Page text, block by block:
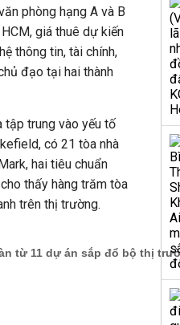
phòng hạng A và B
giá thuê dự kiến
thông tin, tài chính,
đạo tại hai thành
tập trung vào yếu tố
có 21 tòa nhà
hai tiêu chuẩn
thấy hàng trăm tòa
trên thị trường.